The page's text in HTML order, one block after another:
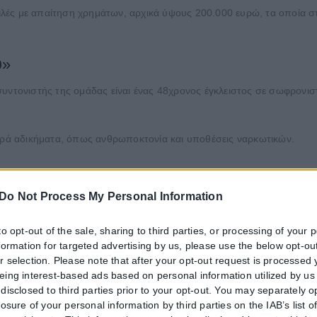
Do Not Process My Personal Information
opt-out of the sale, sharing to third parties, or processing of your
for targeted advertising by us, please use the below opt-
selection. Please note that after your opt-out request is processed
interest-based ads based on personal information utilized by
to third parties prior to your opt-out. You may separately
of your personal information by third parties on the IAB’s list of
με απαίτηση χρημάτων, αρχικά ύψους 200.000 ευρώ, τα οποία
της ομάδας είναι ένας 48χρονος έγκλειστος σε
αδικήματα, όπως ανθρωποκτονία και υποθέσεις ναρκωτικών.
πραγματοποιήθηκε προκαθορισμένη συνάντηση, όπου
και προχώρησαν στη σύλληψη τριών δραστών, παρά την